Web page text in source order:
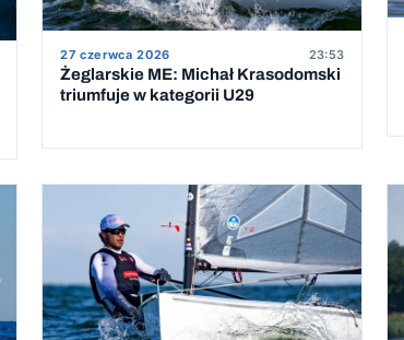
27 czerwca 2026 23:53
Żeglarskie ME: Michał Krasodomski
triumfuje w kategorii U29